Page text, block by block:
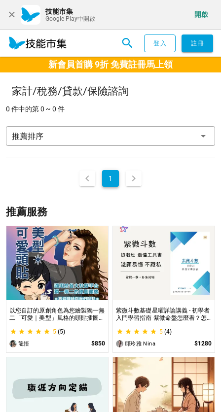
技能市集
Google Play中開啟
開啟
登入 註冊
新會員首購 9折 免費註冊馬上領
家計/稅務/貸款/保險諮詢
0 件中的第 0 ~ 0 件
推薦排序
1
推薦服務
以您自訂的原創角色為您繪製獨一無
二「可愛｜美型」風格的頭貼插圖！
情」和「動作」的理想頭貼！
5 (5)
龍悟 $850
紫微斗數基礎星曜詳論講義 - 初學者
入門學習指南 紫微命盤怎麼看？怎
工具書，淺顯易懂不藏私！
5 (4)
邱玲雅 Nina $1280